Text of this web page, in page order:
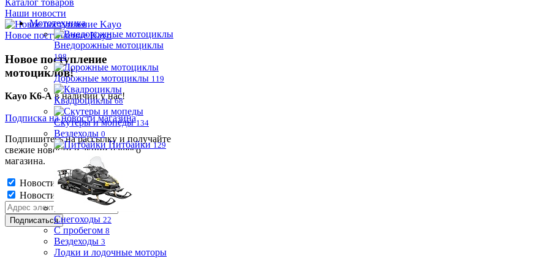
Каталог товаров
Мототехника
Внедорожные мотоциклы
198
Дорожные мотоциклы 119
Квадроциклы 68
Скутеры и мопеды 134
Вездеходы 0
Питбайки 129
Снегоходы 22
С пробегом 8
Вездеходы 3
Лодки и лодочные моторы
Наши новости
Новое поступление Kayo
Новое поступление
мотоциклов!
Kayo K6-Aв наличии у нас!
Подписка на новости магазина
Подпишитесь на рассылку и получайте
свежие новости и акции нашего
магазина.
Новости магазина
Новости магазина